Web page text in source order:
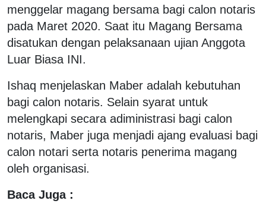
menggelar magang bersama bagi calon notaris
pada Maret 2020. Saat itu Magang Bersama
disatukan dengan pelaksanaan ujian Anggota
Luar Biasa INI.
Ishaq menjelaskan Maber adalah kebutuhan
bagi calon notaris. Selain syarat untuk
melengkapi secara adiministrasi bagi calon
notaris, Maber juga menjadi ajang evaluasi bagi
calon notari serta notaris penerima magang
oleh organisasi.
Baca Juga :